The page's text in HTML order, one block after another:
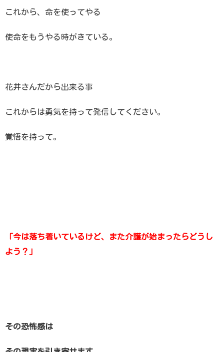
これから、 命を使ってやる
使命をもうやる時がきている。
花井さんだから出来る事
これからは勇気を持って発信してください。
覚悟を持って。
「今は落ち着いているけど、
また介護が始まったらどうし
よう？」
その恐怖感は